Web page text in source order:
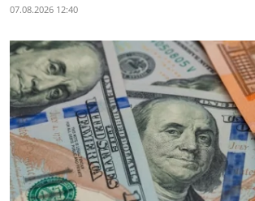
07.08.2026 12:40